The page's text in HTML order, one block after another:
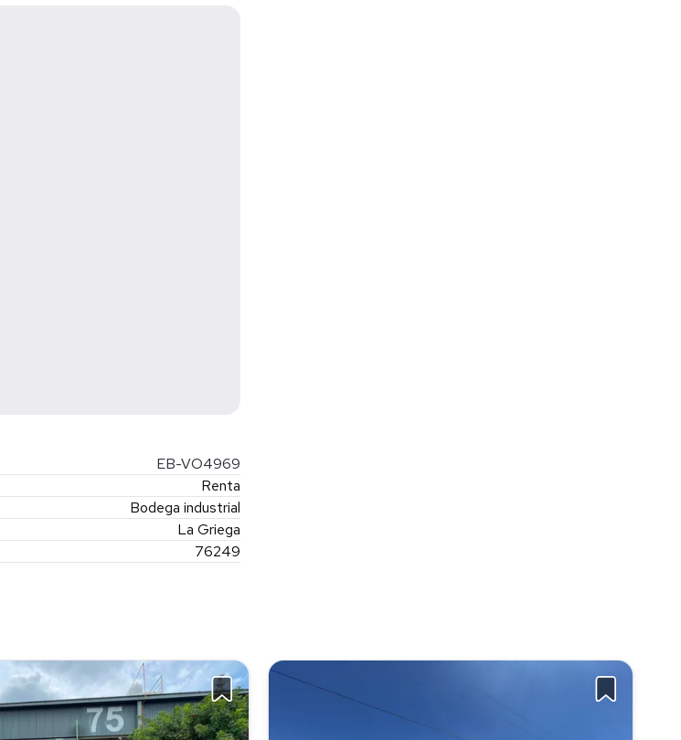
EB-VO4969
Renta
Bodega industrial
La Griega
76249